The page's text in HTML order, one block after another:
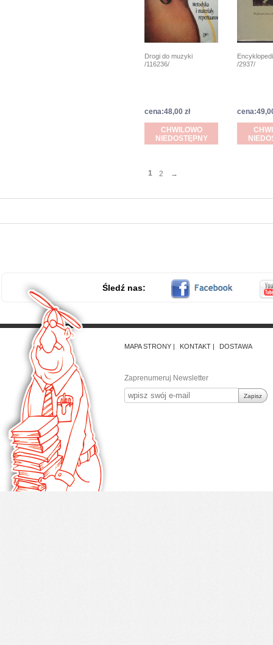
Drogi do muzyki
/116236/
cena:48,00 zł
CHWILOWO
NIEDOSTĘPNY
/2937/
1 2 →
Śledź nas:
MAPA STRONY KONTAKT DOSTAWA
Zaprenumeruj Newsletter